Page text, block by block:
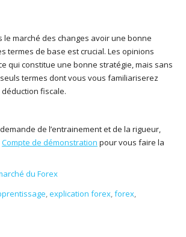
le marché des changes avoir une bonne
termes de base est crucial. Les opinions
qui constitue une bonne stratégie, mais sans
termes dont vous vous familiariserez
fiscale.
de l’entrainement et de la rigueur,
Compte de démonstration pour vous faire la
du Forex
explication forex forex